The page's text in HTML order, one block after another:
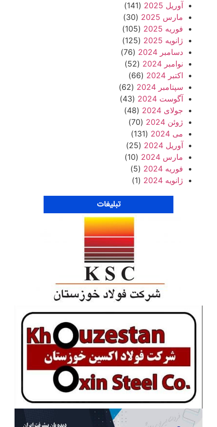
آوریل 2025
(141)
مارس 2025
(30)
فوریه 2025
(105)
ژانویه 2025
(125)
دسامبر 2024
(76)
نوامبر 2024
(52)
اکتبر 2024
(66)
سپتامبر 2024
(62)
آگوست 2024
(43)
جولای 2024
(48)
ژوئن 2024
(70)
می 2024
(131)
آوریل 2024
(25)
مارس 2024
(10)
فوریه 2024
(5)
ژانویه 2024
(1)
تبلیغات